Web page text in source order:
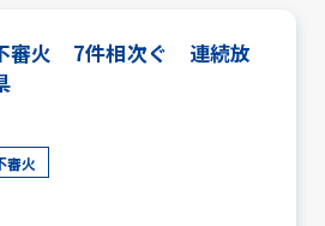
トピックス
活動ニュース
審火 7件相次ぐ 連続放
審火